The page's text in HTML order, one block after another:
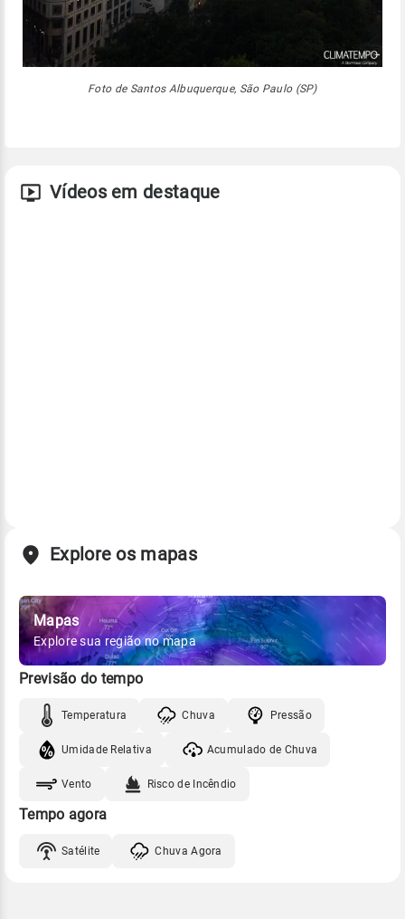
Foto de Santos Albuquerque, São Paulo (SP)
Vídeos em destaque
Explore os mapas
Mapas
Explore sua região no mapa
Previsão do tempo
Temperatura Chuva Pressão
Umidade Relativa Acumulado de Chuva
Vento Risco de Incêndio
Tempo agora
Satélite Chuva Agora